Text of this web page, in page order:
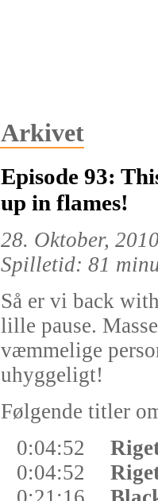
Arkivet
Episode 93:
up in flames!
28. Oktober,
Spilletid: 81
Så er vi back
lille pause.
væmmelige
uhyggeligt!
Følgende titler
0:04:52
0:04:52